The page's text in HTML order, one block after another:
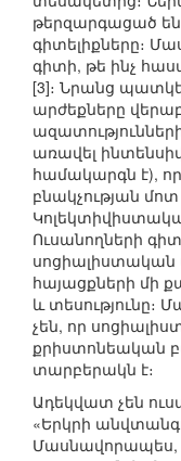
թերզարգացած
գիտելիքները։
գիտի, թե ինչ
[3]։ Նրանց
արժեքները
առավել
համակարգն է),
բնակչության մոտ
Ուսանողների
հայացքների մի
և տեսությունը։
չեն, որ
քրիստոնեական
տարբերակն է։
Ադեկվատ չեն
«Երկրի
Մասնավորապես,